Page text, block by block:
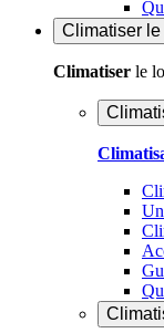
Climatiser
Climatiser le